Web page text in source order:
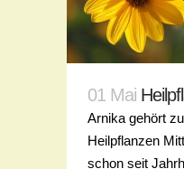
01 Mai
Arnika gehört
Heilpflanzen
schon seit